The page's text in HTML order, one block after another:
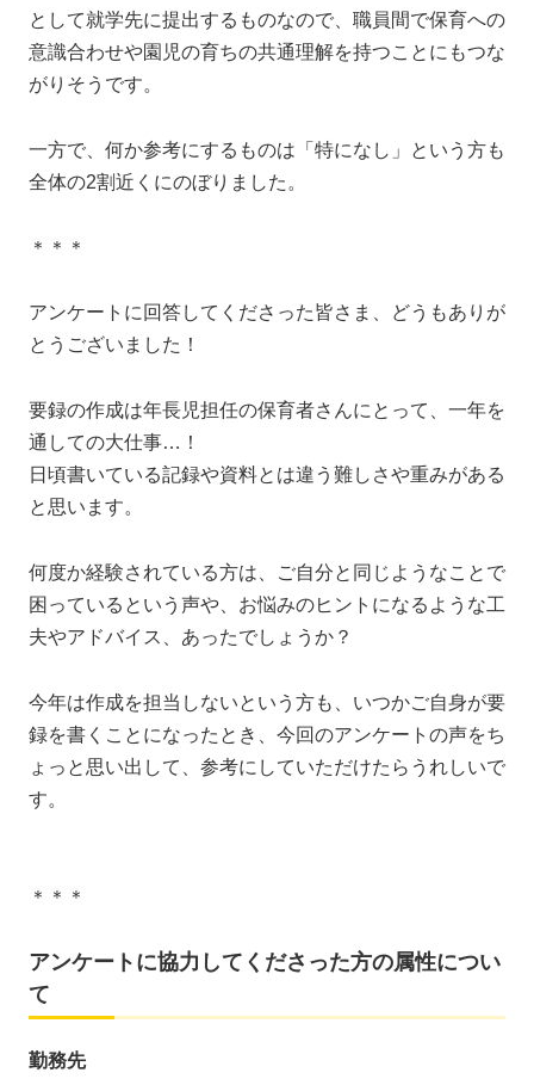
として就学先に提出するものなので、職員間で保育への
意識合わせや園児の育ちの共通理解を持つことにもつな
がりそうです。
一方で、何か参考にするものは「特になし」という方も
全体の2割近くにのぼりました。
＊＊＊
アンケートに回答してくださった皆さま、どうもありが
とうございました！
要録の作成は年長児担任の保育者さんにとって、一年を
通しての大仕事…！
日頃書いている記録や資料とは違う難しさや重みがある
と思います。
何度か経験されている方は、ご自分と同じようなことで
困っているという声や、お悩みのヒントになるような工
夫やアドバイス、あったでしょうか？
今年は作成を担当しないという方も、いつかご自身が要
録を書くことになったとき、今回のアンケートの声をち
ょっと思い出して、参考にしていただけたらうれしいで
す。
＊＊＊
アンケートに協力してくださった方の属性につい
て
勤務先